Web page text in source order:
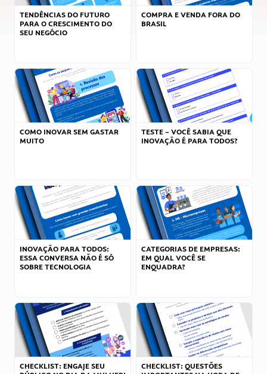
TENDÊNCIAS DO FUTURO
PARA O CRESCIMENTO DO
SEU NEGÓCIO
COMPRA E VENDA FORA DO
BRASIL
COMO INOVAR SEM GASTAR
MUITO
TESTE – VOCÊ SABIA QUE
INOVAÇÃO É PARA TODOS?
INOVAÇÃO PARA TODOS:
ESSA CONVERSA NÃO É SÓ
SOBRE TECNOLOGIA
CATEGORIAS DE EMPRESAS:
EM QUAL VOCÊ SE
ENQUADRA?
CHECKLIST: ENGAJE SEU
CHECKLIST: QUESTÕES